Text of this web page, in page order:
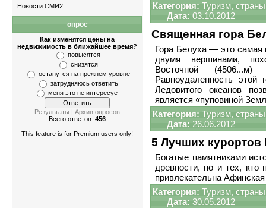
Новости СМИ2
опрос
Как изменятся цены на
недвижимость в ближайшее время?
повысятся
снизятся
останутся на прежнем уровне
затрудняюсь ответить
меня это не интересует
Результаты | Архив опросов
Всего ответов: 456
This feature is for Premium users only!
Категория: Туризм,
Дата: 03.10.2012
Священная гора
Гора Белуха — это самая
двумя вершинами,
Восточной
Равноудаленность этой
Ледовитого океанов
является «пуповиной
Категория: Туризм,
Дата: 26.06.2012
5 Лучших курортов
Богатые памятниками
древности, но и тех,
привлeкательна
Категория: Туризм,
Дата: 30.05.2012